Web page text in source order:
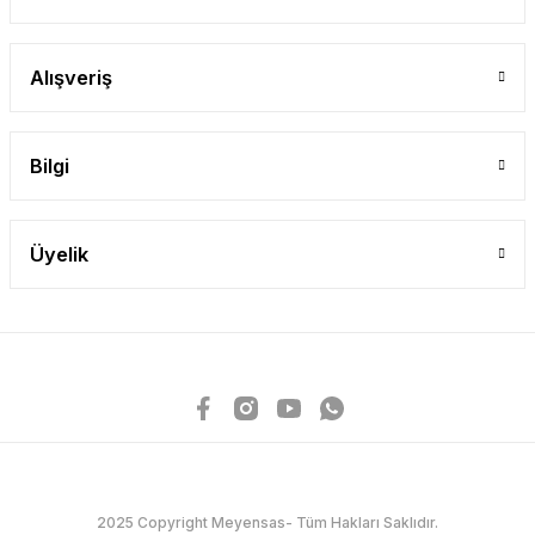
Alışveriş
Bilgi
Üyelik
2025 Copyright Meyensas- Tüm Hakları Saklıdır.